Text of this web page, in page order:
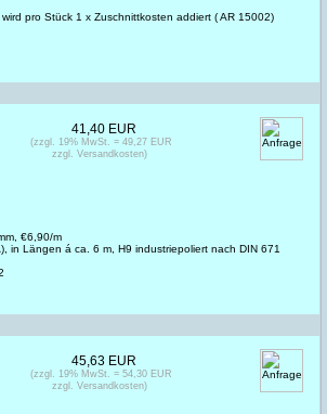
pro Stück 1 x Zuschnittkosten addiert ( AR 15002)
€6,90/m
in Längen á ca. 6 m, H9 industriepoliert nach DIN 671
41,40 EUR
(zzgl. 19% MwSt. = 49,27 EUR
zzgl. Versandkosten)
45,63 EUR
(zzgl. 19% MwSt. = 54,30 EUR
zzgl. Versandkosten)